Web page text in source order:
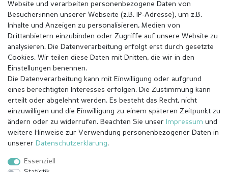
Impressum Daten­schutz­erklärung
Website und verarbeiten personenbezogene Daten von
Besucher:innen unserer Webseite (z.B. IP-Adresse), um z.B.
Inhalte und Anzeigen zu personalisieren, Medien von
Drittanbietern einzubinden oder Zugriffe auf unsere Website zu
analysieren. Die Datenverarbeitung erfolgt erst durch gesetzte
Cookies. Wir teilen diese Daten mit Dritten, die wir in den
Einstellungen benennen.
Die Datenverarbeitung kann mit Einwilligung oder aufgrund
eines berechtigten Interesses erfolgen. Die Zustimmung kann
erteilt oder abgelehnt werden. Es besteht das Recht, nicht
einzuwilligen und die Einwilligung zu einem späteren Zeitpunkt zu
ändern oder zu widerrufen. Beachten Sie unser Impressum und
weitere Hinweise zur Verwendung personenbezogener Daten in
unserer Daten­schutz­erklärung.
Essenziell